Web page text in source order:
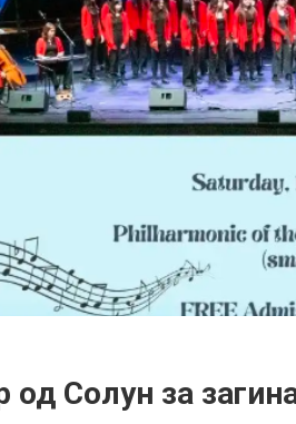
од Солун за